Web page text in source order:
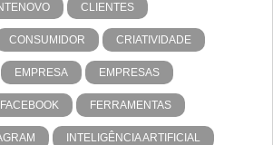
CLIENTES
CONSUMIDOR CRIATIVIDADE
EMPRESA EMPRESAS
FACEBOOK FERRAMENTAS
INTELIGÊNCIA ARTIFICIAL